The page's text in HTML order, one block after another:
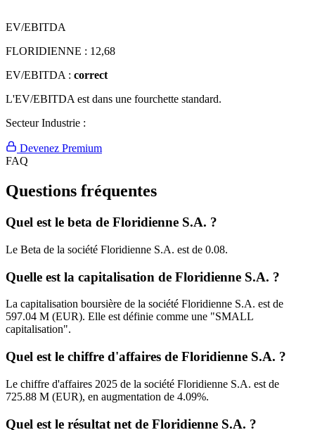
EV/EBITDA
FLORIDIENNE : 12,68
EV/EBITDA : correct
L'EV/EBITDA est dans une fourchette standard.
Secteur Industrie :
Devenez Premium
FAQ
Questions fréquentes
Quel est le beta de Floridienne S.A. ?
Le Beta de la société Floridienne S.A. est de 0.08.
Quelle est la capitalisation de Floridienne S.A. ?
La capitalisation boursière de la société Floridienne S.A. est de
597.04 M (EUR). Elle est définie comme une "SMALL
capitalisation".
Quel est le chiffre d'affaires de Floridienne S.A. ?
Le chiffre d'affaires 2025 de la société Floridienne S.A. est de
725.88 M (EUR), en augmentation de 4.09%.
Quel est le résultat net de Floridienne S.A. ?